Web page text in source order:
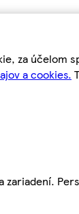
za účelom
a cookies.